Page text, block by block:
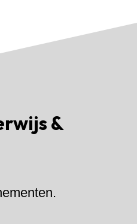
&